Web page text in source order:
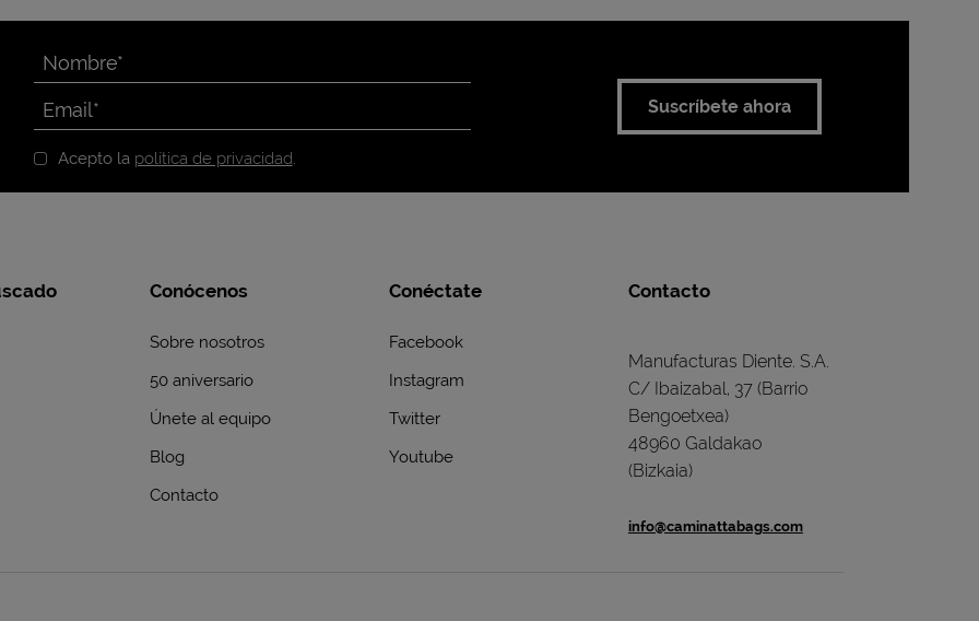
Acepto la política de privacidad.
Suscríbete ahora
Conócenos
Sobre nosotros
50 aniversario
Únete al equipo
Blog
Contacto
Conéctate
Facebook
Instagram
Twitter
Youtube
Contacto
Manufacturas Diente. S.A.
C/ Ibaizabal, 37 (Barrio
Bengoetxea)
48960 Galdakao
(Bizkaia)
info@caminattabags.com